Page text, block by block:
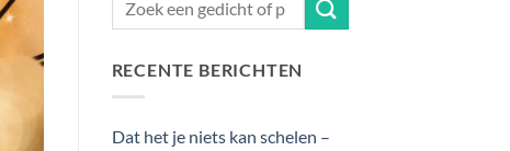
RECENTE BERICHTEN
Dat het je niets kan schelen –